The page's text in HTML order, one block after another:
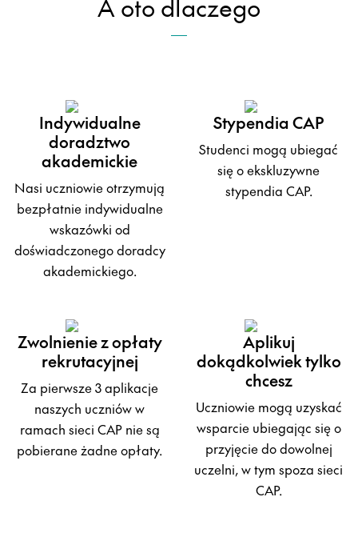
A oto dlaczego
Indywidualne
doradztwo
akademickie
Nasi uczniowie otrzymują
bezpłatnie indywidualne
wskazówki od
doświadczonego doradcy
akademickiego.
Stypendia CAP
Studenci mogą ubiegać
się o ekskluzywne
stypendia CAP.
Zwolnienie z opłaty
rekrutacyjnej
Za pierwsze 3 aplikacje
naszych uczniów w
ramach sieci CAP nie są
pobierane żadne opłaty.
Aplikuj
dokądkolwiek tylko
chcesz
Uczniowie mogą uzyskać
wsparcie ubiegając się o
przyjęcie do dowolnej
uczelni, w tym spoza sieci
CAP.